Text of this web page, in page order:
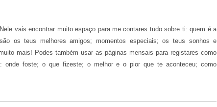
vais encontrar muito espaço para me contares tudo sobre ti: quem é a
os teus melhores amigos; momentos especiais; os teus sonhos e
mais! Podes também usar as páginas mensais para registares como
onde foste; o que fizeste; o melhor e o pior que te aconteceu; como